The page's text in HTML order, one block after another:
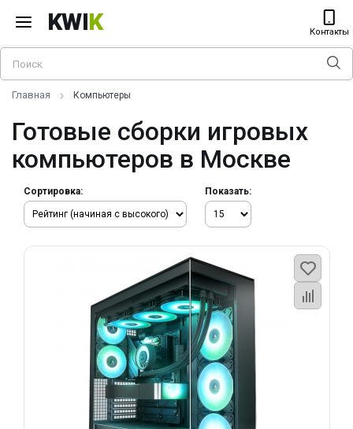
KWIK Контакты
Главная Компьютеры
Готовые сборки игровых
компьютеров в Москве
Сортировка: Показать: